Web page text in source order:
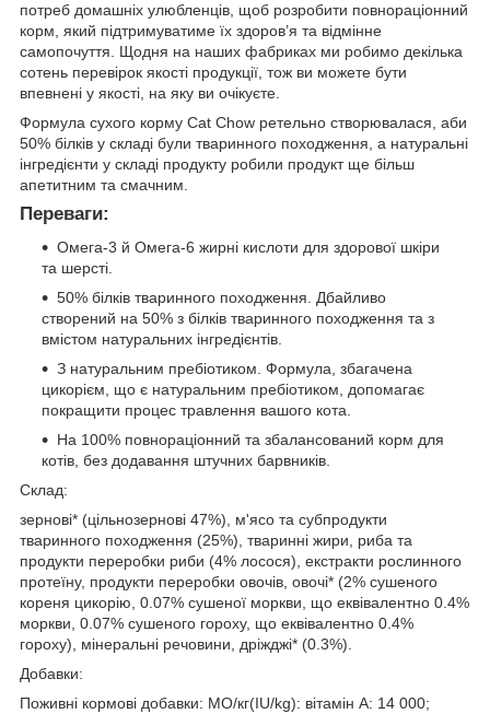
потреб домашніх улюбленців, щоб розробити повнораціонний
корм, який підтримуватиме їх здоров’я та відмінне
самопочуття. Щодня на наших фабриках ми робимо декілька
сотень перевірок якості продукції, тож ви можете бути
впевнені у якості, на яку ви очікуєте.
Формула сухого корму Cat Chow ретельно створювалася, аби
50% білків у складі були тваринного походження, а натуральні
інгредієнти у складі продукту робили продукт ще більш
апетитним та смачним.
Переваги:
Омега-3 й Омега-6 жирні кислоти для здорової шкіри
та шерсті.
50% білків тваринного походження. Дбайливо
створений на 50% з білків тваринного походження та з
вмістом натуральних інгредієнтів.
З натуральним пребіотиком. Формула, збагачена
цикорієм, що є натуральним пребіотиком, допомагає
покращити процес травлення вашого кота.
На 100% повнораціонний та збалансований корм для
котів, без додавання штучних барвників.
Склад:
зернові* (цільнозернові 47%), м'ясо та субпродукти
тваринного походження (25%), тваринні жири, риба та
продукти переробки риби (4% лосося), екстракти рослинного
протеїну, продукти переробки овочів, овочі* (2% сушеного
кореня цикорію, 0.07% сушеної моркви, що еквівалентно 0.4%
моркви, 0.07% сушеного гороху, що еквівалентно 0.4%
гороху), мінеральні речовини, дріжджі* (0.3%).
Добавки:
Поживні кормові добавки: МО/кг(IU/kg): вітамін А: 14 000;